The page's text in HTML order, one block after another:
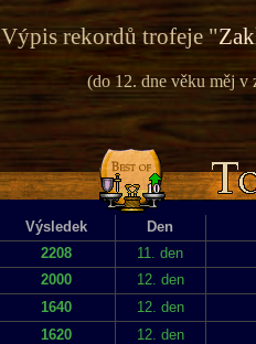
Výpis rekordů trofeje "
(do 12. dne věku měj v
Výsledek
Den
2208
11. den
2000
12. den
1640
12. den
1620
12. den